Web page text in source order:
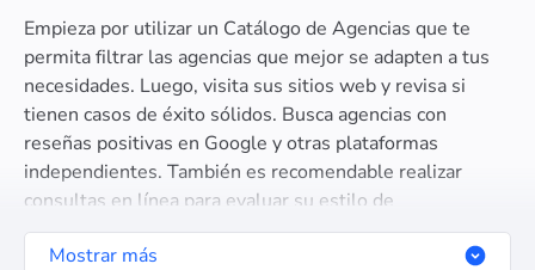
Empieza por utilizar un Catálogo de Agencias que te
permita filtrar las agencias que mejor se adapten a tus
necesidades. Luego, visita sus sitios web y revisa si
tienen casos de éxito sólidos. Busca agencias con
reseñas positivas en Google y otras plataformas
independientes. También es recomendable realizar
consultas en línea para evaluar su estilo de
comunicación y su capacidad para entender tus objetivos.
Mostrar más